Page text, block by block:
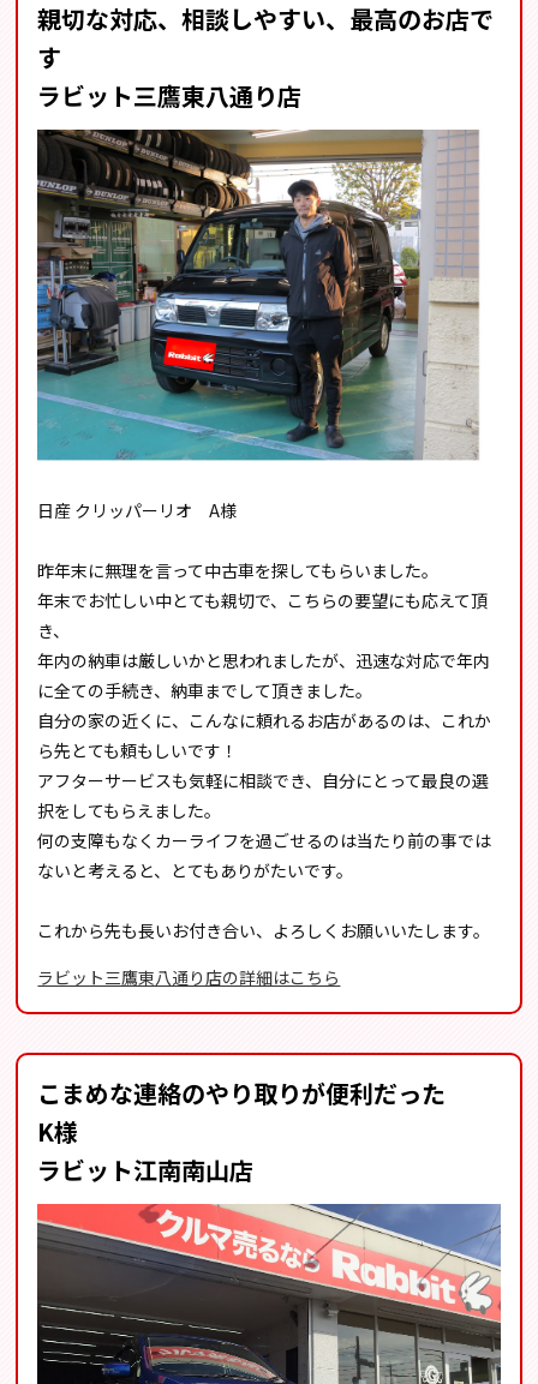
親切な対応、相談しやすい、最高のお店で
す
ラビット三鷹東八通り店
日産 クリッパーリオ A様
昨年末に無理を言って中古車を探してもらいました。
年末でお忙しい中とても親切で、こちらの要望にも応えて頂
き、
年内の納車は厳しいかと思われましたが、迅速な対応で年内
に全ての手続き、納車までして頂きました。
自分の家の近くに、こんなに頼れるお店があるのは、これか
ら先とても頼もしいです！
アフターサービスも気軽に相談でき、自分にとって最良の選
択をしてもらえました。
何の支障もなくカーライフを過ごせるのは当たり前の事では
ないと考えると、とてもありがたいです。
これから先も長いお付き合い、よろしくお願いいたします。
ラビット三鷹東八通り店の詳細はこちら
こまめな連絡のやり取りが便利だった
K様
ラビット江南南山店